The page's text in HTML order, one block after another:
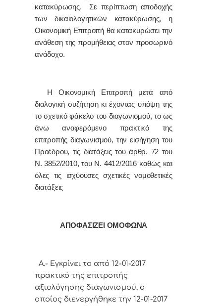
κατακύρωσης. Σε περίπτωση αποδοχής
των δικαιολογητικών κατακύρωσης, η
Οικονομική Επιτροπή θα κατακυρώσει την
ανάθεση της προμήθειας στον προσωρινό
ανάδοχο.
Η Οικονομική Επιτροπή μετά από
διαλογική συζήτηση κι έχοντας υπόψη της
το σχετικό φάκελο του διαγωνισμού, το ως
άνω αναφερόμενο πρακτικό της
επιτροπής διαγωνισμού, την εισήγηση του
Προέδρου, τις διατάξεις του άρθρ. 72 του
Ν. 3852/2010, του Ν. 4412/2016 καθώς και
όλες τις ισχύουσες σχετικές νομοθετικές
διατάξεις
ΑΠΟΦΑΣΙΖΕΙ ΟΜΟΦΩΝΑ
Α.- Εγκρίνει το από 12-01-2017
πρακτικό της επιτροπής
αξιολόγησης διαγωνισμού, ο
οποίος διενεργήθηκε την 12-01-2017